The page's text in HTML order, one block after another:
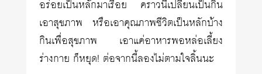
อร่อยเป็นหลักมาเรื่อย คราวนี้เปลี่ยนเป็นกิน
เอาสุขภาพ หรือเอาคุณภาพชีวิตเป็นหลักบ้าง
กินเพื่อสุขภาพ เอาแค่อาหารพอหล่อเลี้ยง
ร่างกาย ก็หยุด! ต่อจากนี้ลองไม่ตามใจลิ้นนะ